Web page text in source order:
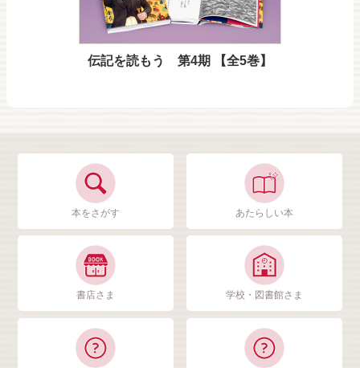
伝記を読もう 第4期 【全5巻】
本をさがす あたらしい本
書店さま 学校・図書館さま